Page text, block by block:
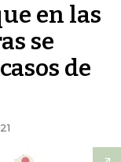
en las
se
de